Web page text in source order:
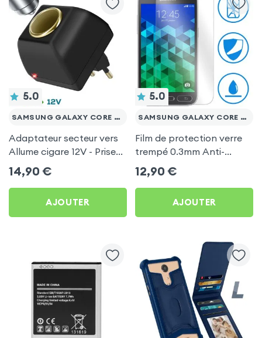
5.0
SAMSUNG GALAXY CORE PRIME VE
Adaptateur secteur vers
Allume cigare 12V - Prise
220V Noir
14,90 €
AJOUTER
5.0
SAMSUNG GALAXY CORE PRIME VE
Film de protection verre
trempé 0.3mm Anti-
Explosion pour Samsung
Galaxy Core Prime VE
12,90 €
AJOUTER